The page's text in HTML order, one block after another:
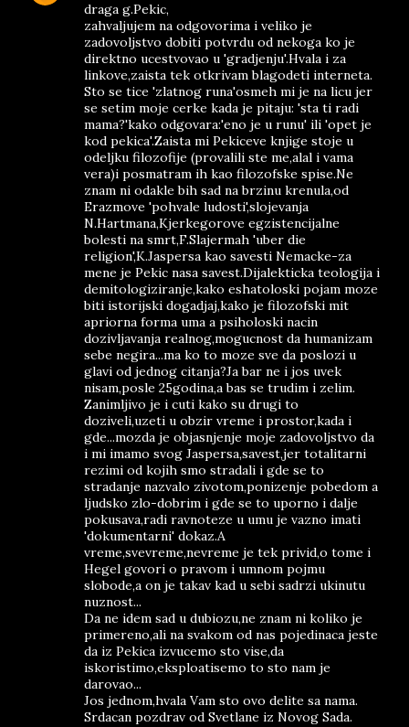
draga g.Pekic,
zahvaljujem na odgovorima i veliko je
zadovoljstvo dobiti potvrdu od nekoga ko je
direktno ucestvovao u 'gradjenju'.Hvala i za
linkove,zaista tek otkrivam blagodeti interneta.
Sto se tice 'zlatnog runa'osmeh mi je na licu jer
se setim moje cerke kada je pitaju: 'sta ti radi
mama?'kako odgovara:'eno je u runu' ili 'opet je
kod pekica'.Zaista mi Pekiceve knjige stoje u
odeljku filozofije (provalili ste me,alal i vama
vera)i posmatram ih kao filozofske spise.Ne
znam ni odakle bih sad na brzinu krenula,od
Erazmove 'pohvale ludosti',slojevanja
N.Hartmana,Kjerkegorove egzistencijalne
bolesti na smrt,F.Slajermah 'uber die
religion',K.Jaspersa kao savesti Nemacke-za
mene je Pekic nasa savest.Dijalekticka teologija i
demitologiziranje,kako eshatoloski pojam moze
biti istorijski dogadjaj,kako je filozofski mit
apriorna forma uma a psiholoski nacin
dozivljavanja realnog,mogucnost da humanizam
sebe negira...ma ko to moze sve da poslozi u
glavi od jednog citanja?Ja bar ne i jos uvek
nisam,posle 25godina,a bas se trudim i zelim.
Zanimljivo je i cuti kako su drugi to
doziveli,uzeti u obzir vreme i prostor,kada i
gde...mozda je objasnjenje moje zadovoljstvo da
i mi imamo svog Jaspersa,savest,jer totalitarni
rezimi od kojih smo stradali i gde se to
stradanje nazvalo zivotom,ponizenje pobedom a
ljudsko zlo-dobrim i gde se to uporno i dalje
pokusava,radi ravnoteze u umu je vazno imati
'dokumentarni' dokaz.A
vreme,svevreme,nevreme je tek privid,o tome i
Hegel govori o pravom i umnom pojmu
slobode,a on je takav kad u sebi sadrzi ukinutu
nuznost...
Da ne idem sad u dubiozu,ne znam ni koliko je
primereno,ali na svakom od nas pojedinaca jeste
da iz Pekica izvucemo sto vise,da
iskoristimo,eksploatisemo to sto nam je
darovao...
Jos jednom,hvala Vam sto ovo delite sa nama.
Srdacan pozdrav od Svetlane iz Novog Sada.